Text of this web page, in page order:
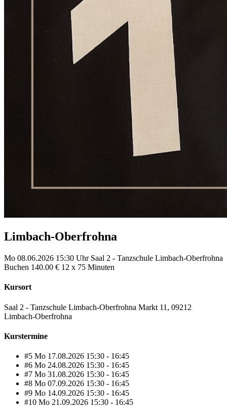
Limbach-Oberfrohna
Mo 08.06.2026 15:30 Uhr Saal 2 - Tanzschule Limbach-Oberfrohna
Buchen 140.00 € 12 x 75 Minuten
Kursort
Saal 2 - Tanzschule Limbach-Oberfrohna Markt 11, 09212
Limbach-Oberfrohna
Kurstermine
#5 Mo 17.08.2026 15:30 - 16:45
#6 Mo 24.08.2026 15:30 - 16:45
#7 Mo 31.08.2026 15:30 - 16:45
#8 Mo 07.09.2026 15:30 - 16:45
#9 Mo 14.09.2026 15:30 - 16:45
#10 Mo 21.09.2026 15:30 - 16:45